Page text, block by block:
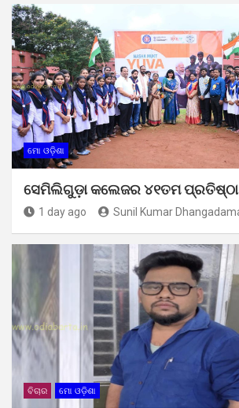
ମୋ ଓଡ଼ିଶା
ସେମିଲିଗୁଡ଼ା କଲେଜର ୪୧ତମ
1 day ago Sunil Kumar
ବିଚାର ମୋ ଓଡ଼ିଶା